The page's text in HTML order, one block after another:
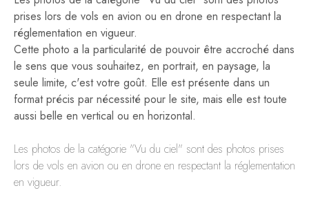
prises lors de vols en avion ou en drone en respectant la
réglementation en vigueur.
Cette photo a la particularité de pouvoir être accroché dans
le sens que vous souhaitez, en portrait, en paysage, la
seule limite, c'est votre goût. Elle est présente dans un
format précis par nécessité pour le site, mais elle est toute
aussi belle en vertical ou en horizontal.
Les photos de la catégorie "Vu du ciel" sont des photos prises
lors de vols en avion ou en drone en respectant la réglementation
en vigueur.